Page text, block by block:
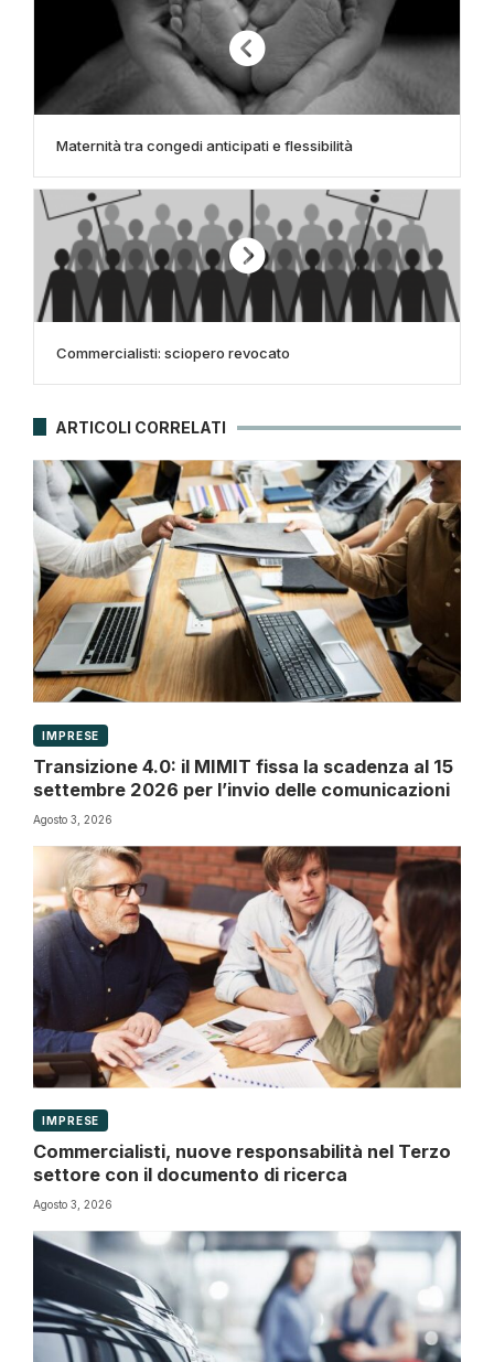
Maternità tra congedi anticipati e flessibilità
Commercialisti: sciopero revocato
ARTICOLI CORRELATI
IMPRESE
Transizione 4.0: il MIMIT fissa la scadenza al 15
settembre 2026 per l’invio delle comunicazioni
Agosto 3, 2026
IMPRESE
Commercialisti, nuove responsabilità nel Terzo
settore con il documento di ricerca
Agosto 3, 2026